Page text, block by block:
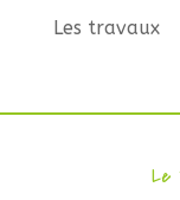
Les travaux
Le